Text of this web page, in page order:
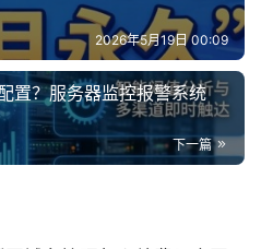
2026年5月19日 00:09
置？服务器监控报警系统
下一篇